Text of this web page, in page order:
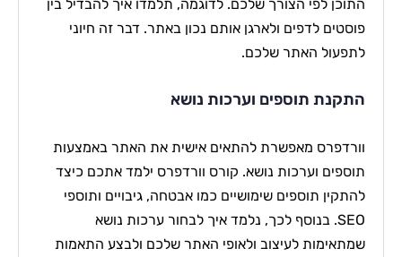
התוכן לפי הצורך שלכם. לדוגמה, תלמדו איך להבדיל בין
פוסטים לדפים ולארגן אותם נכון באתר. דבר זה חיוני
לתפעול האתר שלכם.
התקנת תוספים וערכות נושא
וורדפרס מאפשרת להתאים אישית את האתר באמצעות
תוספים וערכות נושא. קורס וורדפרס ילמד אתכם כיצד
להתקין תוספים שימושיים כמו אבטחה, גיבויים ותוספי
SEO. בנוסף לכך, נלמד איך לבחור ערכות נושא
שמתאימות לעיצוב ולאופי האתר שלכם ולבצע התאמות